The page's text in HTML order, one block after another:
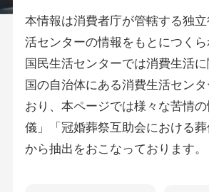
本情報は消費者庁が管轄する独
活センターの情報をもとにつくら
国民生活センターでは消費生活
国の自治体にある消費生活セン
おり、本ページでは様々な苦情
儀」「冠婚葬祭互助会における
から抽出をおこなっております。